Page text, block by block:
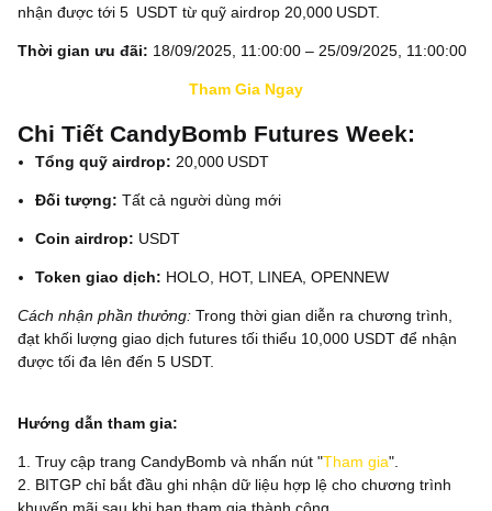
nhận được tới 5 USDT từ quỹ airdrop 20,000 USDT.
Thời gian ưu đãi: 18/09/2025, 11:00:00 – 25/09/2025, 11:00:00
Tham Gia Ngay
Chi Tiết CandyBomb Futures Week:
Tổng quỹ airdrop: 20,000 USDT
Đối tượng: Tất cả người dùng mới
Coin airdrop: USDT
Token giao dịch: HOLO, HOT, LINEA, OPENNEW
Cách nhận phần thưởng: Trong thời gian diễn ra chương trình,
đạt khối lượng giao dịch futures tối thiểu 10,000 USDT để nhận
được tối đa lên đến 5 USDT.
Hướng dẫn tham gia:
1. Truy cập trang CandyBomb và nhấn nút "Tham gia".
2. BITGP chỉ bắt đầu ghi nhận dữ liệu hợp lệ cho chương trình
khuyến mãi sau khi bạn tham gia thành công.